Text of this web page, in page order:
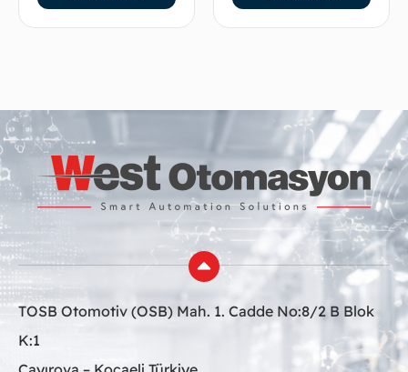
TOSB Otomotiv (OSB) Mah. 1. Cadde No:8/2 B Blok
K:1